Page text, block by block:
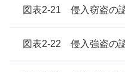
図表2-21 侵入窃盗の
図表2-22 侵入強盗の